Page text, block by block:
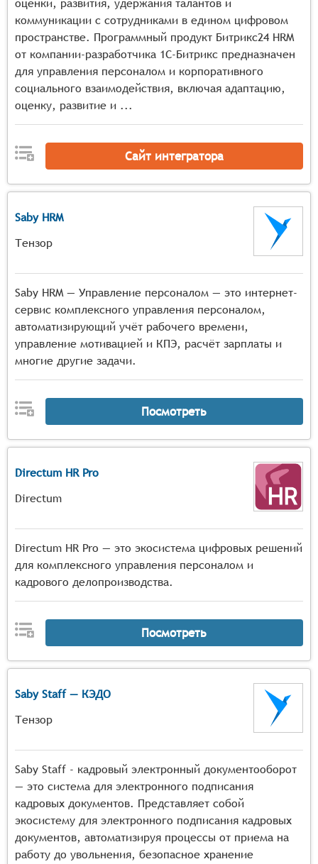
сотрудников с учётом их индивидуальных
характеристик, навыков и компетенций.
Моделирование рабочих процессов: Разработка и
тестирование сценариев рабочих процессов с
использованием цифровых двойников для оценки
эффективности и безопасности операций.
Обучение и тренировка: Использование цифровых
двойников для обучения и тренировки сотрудников
в условиях, максимально приближённых к
реальным, что позволяет снизить риски и повысить
качество работы.
полученных от цифровых двойников, для
выявления потенциальных проблем и оптимизации
рабочих процессов.
предотвращения аварийных ситуаций и
минимизации рисков на производстве.
Эти функции делают системы управления цифровыми
двойниками сотрудников незаменимым инструментом
для повышения безопасности, эффективности и
качества работы, а также для снижения затрат на
обучение и подготовку персонала.
оценки, развития, удержания талантов и
коммуникации с сотрудниками в едином цифровом
пространстве. Программный продукт Битрикс24 HRM
от компании-разработчика 1С-Битрикс предназначен
для управления персоналом и корпоративного
социального взаимодействия, включая адаптацию,
оценку, развитие и ...
Сайт интегратора
Saby HRM
Тензор
Saby HRM — Управление персоналом — это интернет-
сервис комплексного управления персоналом,
автоматизирующий учёт рабочего времени,
управление мотивацией и КПЭ, расчёт зарплаты и
многие другие задачи.
Посмотреть
Directum HR Pro
Directum
Directum HR Pro — это экосистема цифровых решений
для комплексного управления персоналом и
кадрового делопроизводства.
Посмотреть
Saby Staff — КЭДО
Тензор
Saby Staff - кадровый электронный документооборот
— это система для электронного подписания
кадровых документов. Представляет собой
экосистему для электронного подписания кадровых
документов, автоматизируя процессы от приема на
работу до увольнения, безопасное хранение